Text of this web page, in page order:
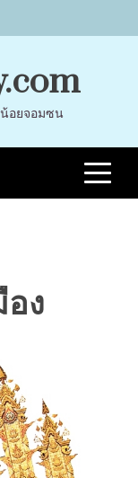
อยจอมซน
ง